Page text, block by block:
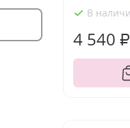
В
4 540 ₽